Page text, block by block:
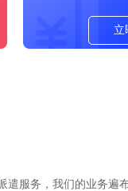
立
遣服务，我们的业务遍